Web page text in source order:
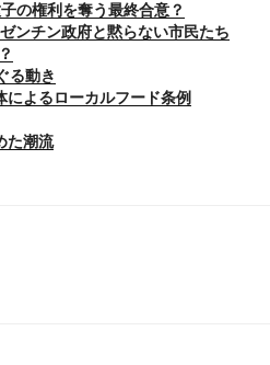
の権利を奪う最終合意？
ンチン政府と黙らない市民たち
る動き
よるローカルフード条例
た潮流